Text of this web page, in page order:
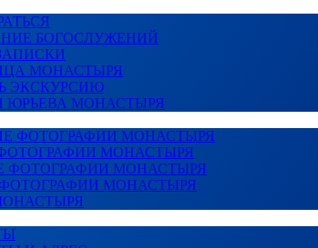
БОГОСЛУЖЕНИЙ
МОНАСТЫРЯ
ЭКСКУРСИЮ
ЮРЬЕВА МОНАСТЫРЯ
ФОТОГРАФИИ МОНАСТЫРЯ
МОНАСТЫРЯ
ФОТОГРАФИИ МОНАСТЫРЯ
МОНАСТЫРЯ